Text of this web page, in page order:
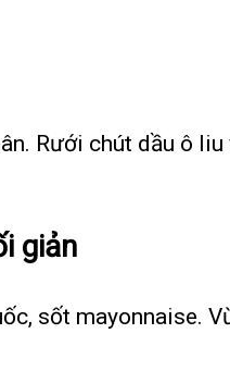
Rưới chút dầu ô
giản
sốt mayonnaise.